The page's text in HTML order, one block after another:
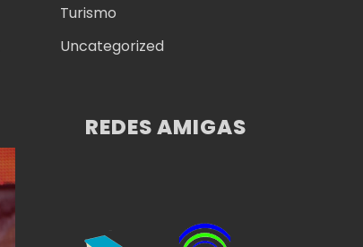
Turismo
Uncategorized
REDES AMIGAS